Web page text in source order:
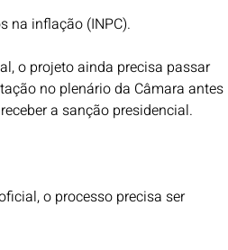
na inflação (INPC).
o projeto ainda precisa passar
no plenário da Câmara antes
a sanção presidencial.
o processo precisa ser